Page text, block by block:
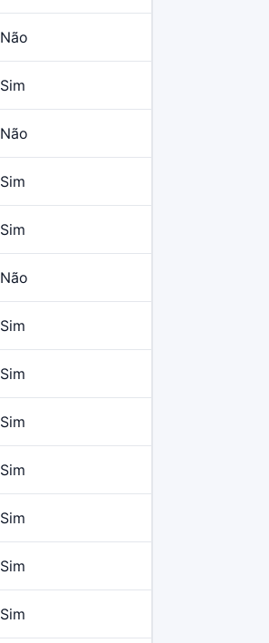
Não
Sim
Não
Sim
Sim
Não
Sim
Sim
Sim
Sim
Sim
Sim
Sim